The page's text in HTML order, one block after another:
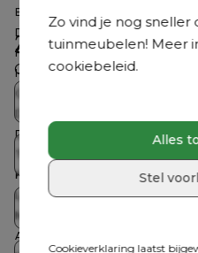
Zo vind je nog sneller
tuinmeubelen! Meer
cookiebeleid.
Alles
Stel
Cookieverklaring laatst
Breedte
Diepte
Hoogte
Hoogte zitting
Gemonteerd
Dikte rugkussen
Dikte zitkussen
Totale afmetingen
Kussen(s) inbegrepen
Loungetafel inbegrepen
Merk
Aantal personen
Zoek je iets
Ontdek ons volledig